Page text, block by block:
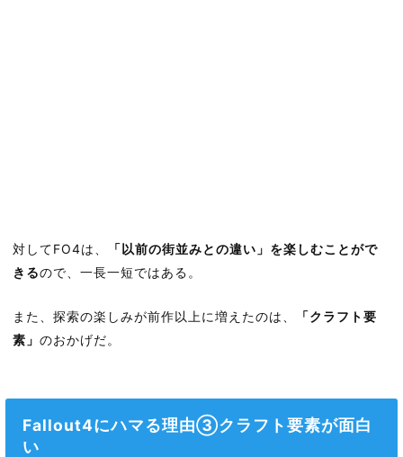
対してFO4は、
「以前の街並みとの違い」を楽しむことがで
きるので、一長一短ではある。
また、探索の楽しみが前作以上に増えたのは、
「クラフト要
素」 のおかげだ。
Fallout4にハマる理由③クラフト要素が面白
い